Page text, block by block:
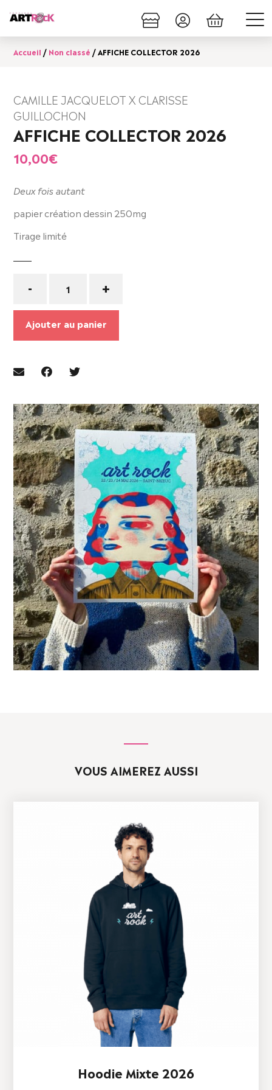
Accueil / Non classé / AFFICHE COLLECTOR 2026
CAMILLE JACQUELOT X CLARISSE
GUILLOCHON
AFFICHE COLLECTOR 2026
10,00€
Deux fois autant
papier création dessin 250mg
Tirage limité
- +
Ajouter au panier
VOUS AIMEREZ AUSSI
Hoodie Mixte 2026